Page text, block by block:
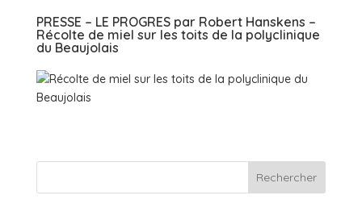
PRESSE – LE PROGRES par Robert Hanskens –
Récolte de miel sur les toits de la polyclinique
du Beaujolais
Rechercher